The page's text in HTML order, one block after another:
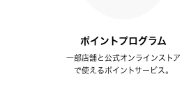
ポイントプログラム
一部店舗と公式オンラインストア
で使えるポイントサービス。